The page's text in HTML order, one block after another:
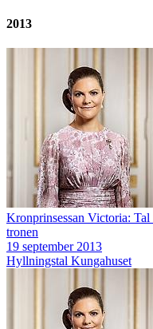
2013
Kronprinsessan Victoria:
tronen
19 september 2013
Hyllningstal Kungahuset